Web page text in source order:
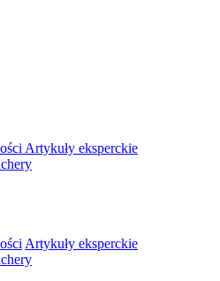
Artykuły eksperckie
Artykuły eksperckie